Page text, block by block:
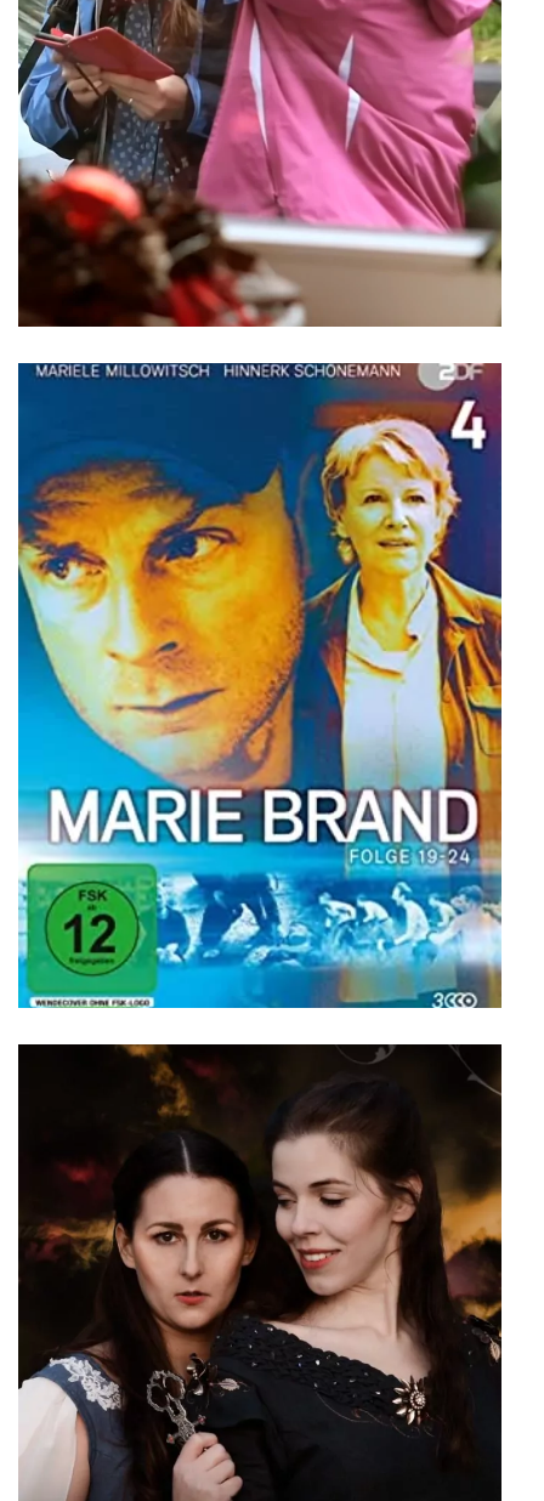
Gotterdammerung
Spielfilmteaser
Rolle
Theresa Röhm
Hotel Baden Bonn – Coming Home
Imagefilm
Rolle
Hotelgast
Marie Brand und das Verhängnis der Liebe